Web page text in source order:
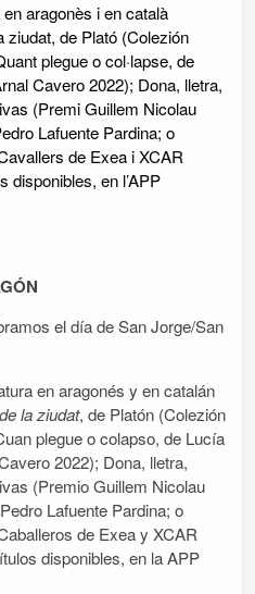
aragonès i en català
ziudat, de Plató (Colezión
plegue o col·lapse, de
Cavero 2022); Dona, lletra,
(Premi Guillem Nicolau
Lafuente Pardina; o
de Exea i XCAR
disponibles, en l’APP
el día de San Jorge/San
en aragonés y en catalán
la ziudat, de Platón (Colezión
plegue o colapso, de Lucía
2022); Dona, lletra,
(Premio Guillem Nicolau
Lafuente Pardina; o
de Exea y XCAR
disponibles, en la APP